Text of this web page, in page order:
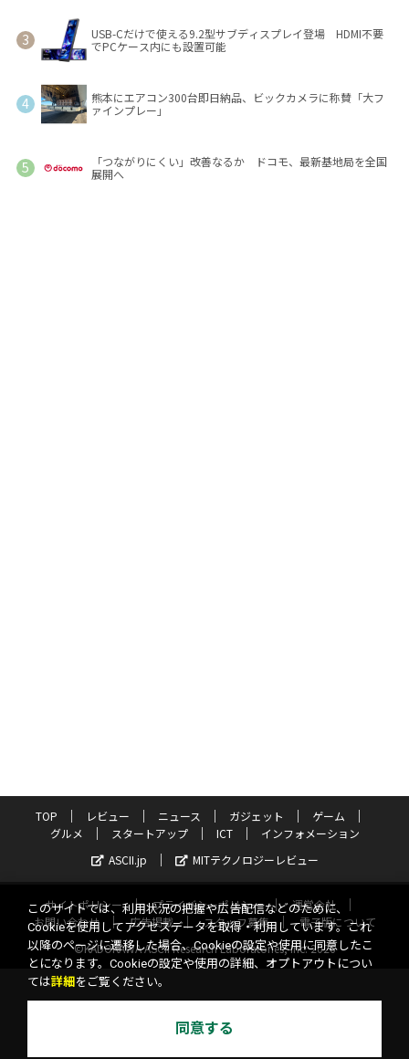
USB-Cだけで使える9.2型サブディスプレイ登場 HDMI不要
でPCケース内にも設置可能
熊本にエアコン300台即日納品、ビックカメラに称賛「大フ
ァインプレー」
「つながりにくい」改善なるか ドコモ、最新基地局を全国
展開へ
TOP レビュー ニュース ガジェット
ゲーム
グルメ
スタートアップ ICT
インフォメーション
ASCII.jp
MITテクノロジーレビュー
サイトポリシー プライバシーポリシー
運営会社
お問い合わせ
広告掲載 スタッフ募集
電子版について
©KADOKAWA ASCII Research Laboratories, Inc. 2026
このサイトでは、利用状況の把握や広告配信などのために、
Cookieを使用してアクセスデータを取得・利用しています。これ
以降のページに遷移した場合、Cookieの設定や使用に同意したこ
とになります。Cookieの設定や使用の詳細、オプトアウトについ
ては詳細 をご覧ください。
同意する